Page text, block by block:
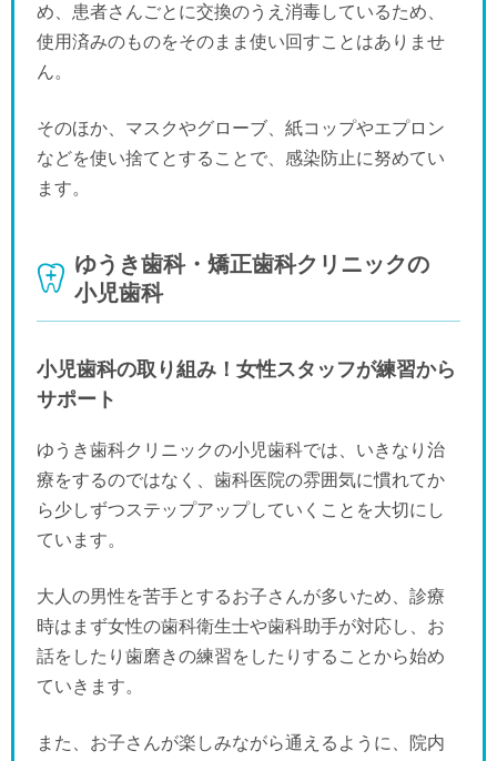
め、患者さんごとに交換のうえ消毒しているため、
使用済みのものをそのまま使い回すことはありませ
ん。
そのほか、マスクやグローブ、紙コップやエプロン
などを使い捨てとすることで、感染防止に努めてい
ます。
ゆうき歯科・矯正歯科クリニックの
小児歯科
小児歯科の取り組み！女性スタッフが練習から
サポート
ゆうき歯科クリニックの小児歯科では、いきなり治
療をするのではなく、歯科医院の雰囲気に慣れてか
ら少しずつステップアップしていくことを大切にし
ています。
大人の男性を苦手とするお子さんが多いため、診療
時はまず女性の歯科衛生士や歯科助手が対応し、お
話をしたり歯磨きの練習をしたりすることから始め
ていきます。
また、お子さんが楽しみながら通えるように、院内